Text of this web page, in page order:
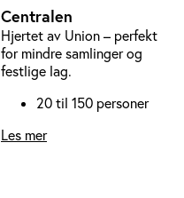
Centralen
Hjertet av Union – perfekt
for mindre samlinger og
festlige lag.
20 til 150 personer
Les mer